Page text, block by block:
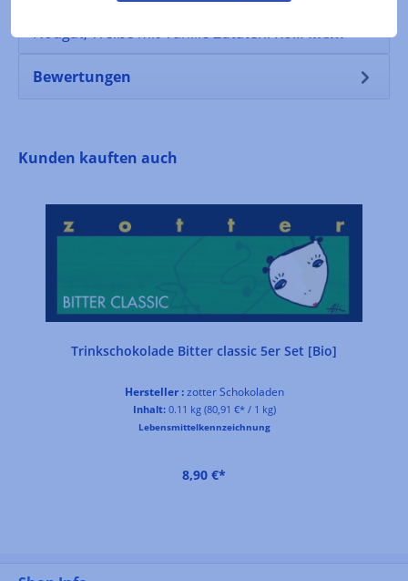
Nougat, Weiße mit Vanille Zutaten: Ro…Mehr
Bewertungen
Produktgalerie überspringen
Kunden kauften auch
Trinkschokolade Bitter classic 5er Set [Bio]
Hersteller :zotter Schokoladen
Inhalt: 0.11 kg (80,91 €* / 1 kg)
Lebensmittelkennzeichnung
8,90 €*